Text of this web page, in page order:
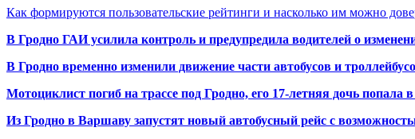
Как формируются пользовательские рейтинги и насколько им можно
В Гродно ГАИ усилила контроль и предупредила водителей о
В Гродно временно изменили движение части автобусов и
Мотоциклист погиб на трассе под Гродно, его 17-летняя дочь попала
Из Гродно в Варшаву запустят новый автобусный рейс с